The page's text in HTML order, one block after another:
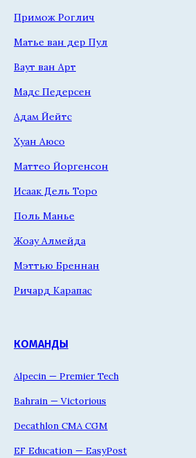
Примож Роглич
Матье ван дер Пул
Ваут ван Арт
Мадс Педерсен
Адам Йейтс
Хуан Аюсо
Маттео Йоргенсон
Исаак Дель Торо
Поль Манье
Жоау Алмейда
Мэттью Бреннан
Ричард Карапас
КОМАНДЫ
Alpecin — Premier Tech
Bahrain — Victorious
Decathlon CMA CGM
EF Education — EasyPost